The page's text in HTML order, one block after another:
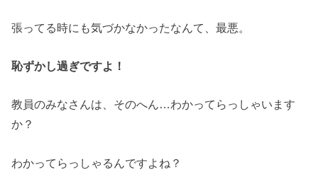
張ってる時にも気づかなかったなんて、最悪。
恥ずかし過ぎですよ！
教員のみなさんは、そのへん…わかってらっしゃいます
か？
わかってらっしゃるんですよね？